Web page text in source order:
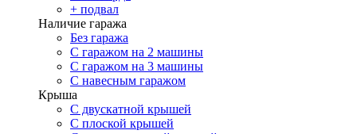
+ подвал
Наличие гаража
Без гаража
С гаражом на 2 машины
С гаражом на 3 машины
С навесным гаражом
Крыша
С двускатной крышей
С плоской крышей